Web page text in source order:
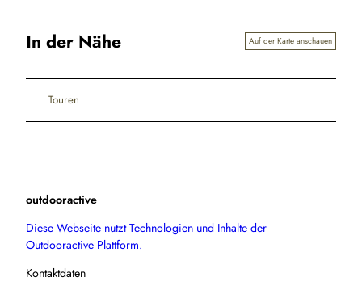
In der Nähe Auf der Karte anschauen
Touren
outdooractive
Diese Webseite nutzt Technologien und Inhalte der
Outdooractive Plattform.
Kontaktdaten